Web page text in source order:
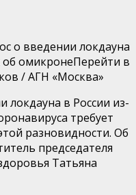
о введении локдауна
омикронеПерейти в
/ АГН «Москва»
в России из-
требует
разновидности. Об
председателя
Татьяна